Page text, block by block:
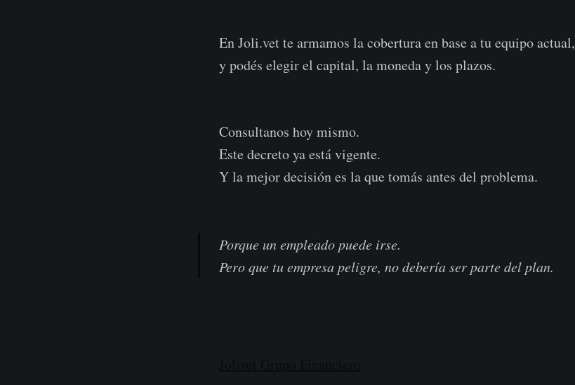
En Joli.vet te armamos la cobertura en base a tu equipo actual,
y podés elegir el capital, la moneda y los plazos.
Consultanos hoy mismo.
Este decreto ya está vigente.
Y la mejor decisión es la que tomás antes del problema.
Porque un empleado puede irse.
Pero que tu empresa peligre, no debería ser parte del plan.